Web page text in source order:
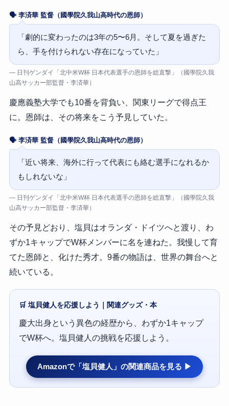
🗣️ 李済華 監督（國學院久我山高時代の恩師）
「劇的に変わったのは3年の5〜6月。そして夏を過ぎた
ら、手を付けられない存在になっていた」
— 日刊ゲンダイ「北中米W杯 日本代表選手の恩師を総直撃」（國學院久我
山高サッカー部監督・李済華）
慶應義塾大学でも10番を背負い、関東リーグで得点王
に。恩師は、その将来をこう予見していた。
🗣️ 李済華 監督（國學院久我山高時代の恩師）
「近い将来、海外に行って代表にも絡む選手になれるか
もしれないな」
— 日刊ゲンダイ「北中米W杯 日本代表選手の恩師を総直撃」（國學院久我
山高サッカー部監督・李済華）
その予見どおり、塩貝はオランダ・ドイツへと渡り、わ
ずか1キャップでW杯メンバーに名を連ねた。我慢して育
てた恩師と、化けた秀才。9番の物語は、世界の舞台へと
続いている。
🛒 塩貝健人を応援しよう｜関連グッズ・本
慶大出身という異色の経歴から、わずか1キャップ
でW杯へ。塩貝健人の挑戦を応援しよう。
Amazonで「塩貝健人」の関連商品を見る ▶